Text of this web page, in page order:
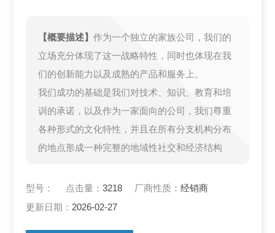
【概要描述】作为一个独立的家族公司，我们的
立场充分体现了这一战略特性，同时也体现在我
们的创新能力以及成熟的产品和服务上。
我们成功的基础是我们对技术、知识、教育和培
训的承诺，以及作为一家面向的公司，我们尊重
各种形式的文化特性，并且在所有分支机构分布
的地点形成一种完整的地域性社交和经济结构
型号： 点击量：3218 厂商性质：经销商
更新日期： 2026-02-27